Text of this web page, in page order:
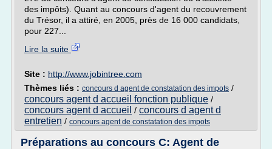
des impôts). Quant au concours d'agent du recouvrement
du Trésor, il a attiré, en 2005, près de 16 000 candidats,
pour 227...
Lire la suite
Site : http://www.jobintree.com
Thèmes liés : concours d agent de constatation des impots /
concours agent d accueil fonction publique /
concours agent d accueil / concours d agent d
entretien / concours agent de constatation des impots
Préparations au concours C: Agent de